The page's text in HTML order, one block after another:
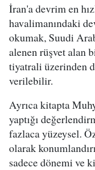
İran'a devrim en
havalimanındaki
okumak, Suudi
alenen rüşvet alan
tiyatrali üzerinden
verilebilir.
Ayrıca kitapta
yaptığı
fazlaca yüzeysel.
olarak
sadece dönemi ve